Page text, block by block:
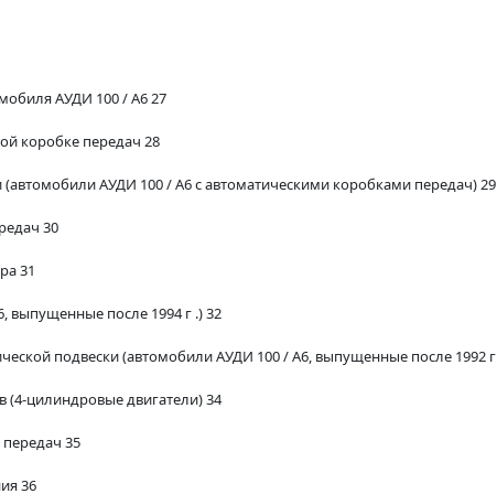
АУДИ 100 / A6 27
коробке передач 28
АУДИ 100 / A6 с автоматическими коробками передач) 29
30
31
выпущенные после 1994 г .) 32
подвески (автомобили АУДИ 100 / A6, выпущенные после 1992 г
(4-цилиндровые двигатели) 34
35
36